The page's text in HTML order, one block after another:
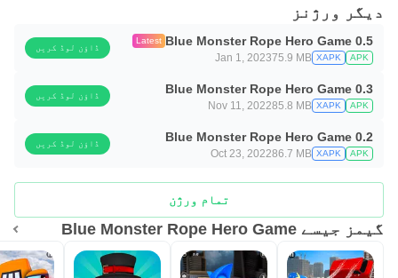
دیگر ورژنز
Blue Monster Rope Hero Game 0.5
Latest
APK
XAPK
75.9 MB
Jan 1, 2023
ڈاؤن لوڈ کریں
Blue Monster Rope Hero Game 0.3
APK
XAPK
85.8 MB
Nov 11, 2022
ڈاؤن لوڈ کریں
Blue Monster Rope Hero Game 0.2
APK
XAPK
86.7 MB
Oct 23, 2022
ڈاؤن لوڈ کریں
تمام ورژن
گیمز جیسے Blue Monster Rope Hero Game